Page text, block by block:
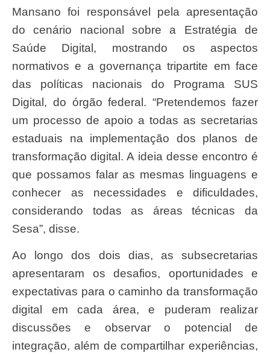
Mansano foi responsável pela apresentação
do cenário nacional sobre a Estratégia de
Saúde Digital, mostrando os aspectos
normativos e a governança tripartite em face
das políticas nacionais do Programa SUS
Digital, do órgão federal. “Pretendemos fazer
um processo de apoio a todas as secretarias
estaduais na implementação dos planos de
transformação digital. A ideia desse encontro é
que possamos falar as mesmas linguagens e
conhecer as necessidades e dificuldades,
considerando todas as áreas técnicas da
Sesa”, disse.
Ao longo dos dois dias, as subsecretarias
apresentaram os desafios, oportunidades e
expectativas para o caminho da transformação
digital em cada área, e puderam realizar
discussões e observar o potencial de
integração, além de compartilhar experiências,